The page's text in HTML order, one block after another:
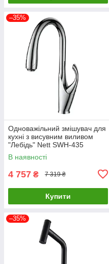
–35%
Одноважільний змішувач для
кухні з висувним виливом
"Лебідь" Nett SWH-435
В наявності
4 757 ₴ 7 319 ₴
Купити
–35%